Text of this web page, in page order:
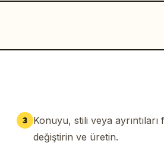
3
Konuyu, stili veya
değiştirin ve üretin.